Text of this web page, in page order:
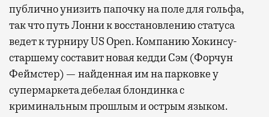
публично унизить папочку на поле для гольфа,
так что путь Лонни к восстановлению статуса
ведет к турниру US Open. Компанию Хокинсу-
старшему составит новая кедди Сэм (Форчун
Феймстер) — найденная им на парковке у
супермаркета дебелая блондинка с
криминальным прошлым и острым языком.